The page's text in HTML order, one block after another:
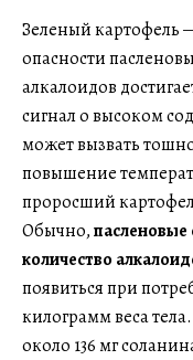
Зеленый картофель
опасности
алкалоидов
сигнал о высоком
может вызвать
повышение
проросший
Обычно,пасленовые
количество
появиться при
килограмм веса
около 136 мг